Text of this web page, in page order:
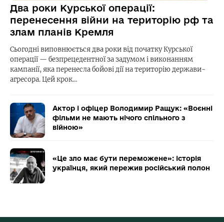
Два роки Курської операції:
перенесення війни на територію рф та
злам планів Кремля
Сьогодні виповнюється два роки від початку Курської
операції — безпрецедентної за задумом і виконанням
кампанії, яка перенесла бойові дії на територію держави-
агресора. Цей крок…
Актор і офіцер Володимир Ращук: «Воєнні
фільми не мають нічого спільного з
війною»
«Це зло має бути переможене»: історія
українця, який пережив російський полон